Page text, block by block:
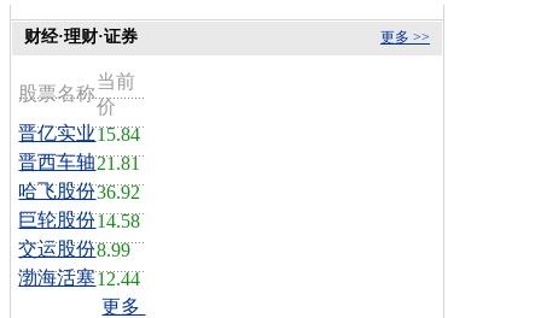
更多 >>
财经·理财·证券
股票名称
当前
价
晋亿实业15.84
晋西车轴21.81
哈飞股份36.92
巨轮股份14.58
交运股份8.99
渤海活塞12.44
更多